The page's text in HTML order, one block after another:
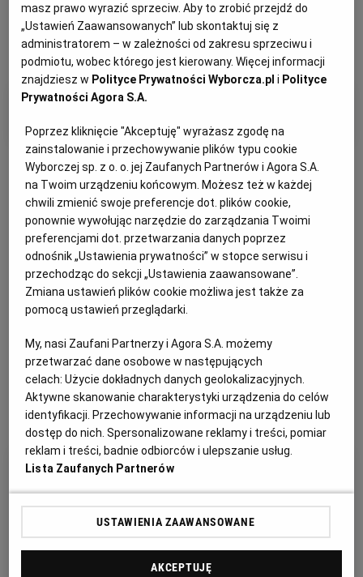
Otrzymuj wiadomości z najnowszymi ogłoszeniami
spełniającymi wybrane przez Ciebie kryteria.
Ustaw alert
Kat: Biznes - współpraca
Sortuj wg daty: od najnowszej
Wygląda na to, że nie mamy tego, czego
szukasz.
Spróbuj zmienić zapytanie, wylączyć filtry lub
wybrać kategorię.
masz prawo wyrazić sprzeciw. Aby to zrobić przejdź do
„Ustawień Zaawansowanych” lub skontaktuj się z
administratorem – w zależności od zakresu sprzeciwu i
podmiotu, wobec którego jest kierowany. Więcej informacji
znajdziesz w Polityce Prywatności Wyborcza.pl i Polityce
Prywatności Agora S.A.
Poprzez kliknięcie "Akceptuję" wyrażasz zgodę na
zainstalowanie i przechowywanie plików typu cookie
Wyborczej sp. z o. o. jej Zaufanych Partnerów i Agora S.A.
na Twoim urządzeniu końcowym. Możesz też w każdej
chwili zmienić swoje preferencje dot. plików cookie,
ponownie wywołując narzędzie do zarządzania Twoimi
preferencjami dot. przetwarzania danych poprzez
odnośnik „Ustawienia prywatności” w stopce serwisu i
przechodząc do sekcji „Ustawienia zaawansowane”.
Zmiana ustawień plików cookie możliwa jest także za
pomocą ustawień przeglądarki.
My, nasi Zaufani Partnerzy i Agora S.A. możemy
przetwarzać dane osobowe w następujących
celach:Użycie dokładnych danych geolokalizacyjnych.
Aktywne skanowanie charakterystyki urządzenia do celów
identyfikacji. Przechowywanie informacji na urządzeniu lub
dostęp do nich. Spersonalizowane reklamy i treści, pomiar
reklam i treści, badnie odbiorców i ulepszanie usług.
Lista Zaufanych Partnerów
USTAWIENIA ZAAWANSOWANE
AKCEPTUJĘ